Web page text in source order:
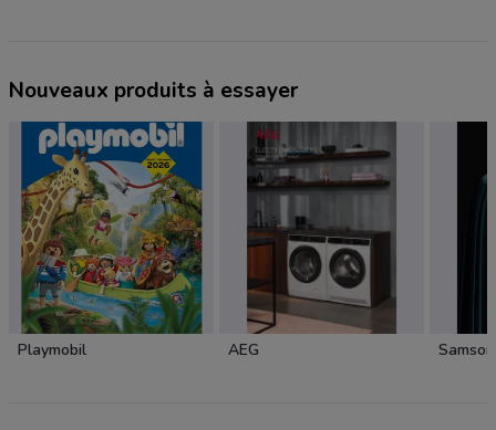
Nouveaux produits à essayer
Playmobil AEG